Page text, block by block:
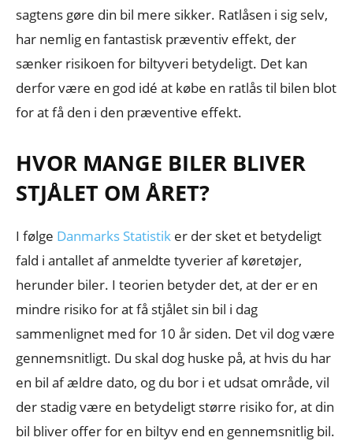
sagtens gøre din bil mere sikker. Ratlåsen i sig selv,
har nemlig en fantastisk præventiv effekt, der
sænker risikoen for biltyveri betydeligt. Det kan
derfor være en god idé at købe en ratlås til bilen blot
for at få den i den præventive effekt.
HVOR MANGE BILER BLIVER
STJÅLET OM ÅRET?
I følge Danmarks Statistik er der sket et betydeligt
fald i antallet af anmeldte tyverier af køretøjer,
herunder biler. I teorien betyder det, at der er en
mindre risiko for at få stjålet sin bil i dag
sammenlignet med for 10 år siden. Det vil dog være
gennemsnitligt. Du skal dog huske på, at hvis du har
en bil af ældre dato, og du bor i et udsat område, vil
der stadig være en betydeligt større risiko for, at din
bil bliver offer for en biltyv end en gennemsnitlig bil.